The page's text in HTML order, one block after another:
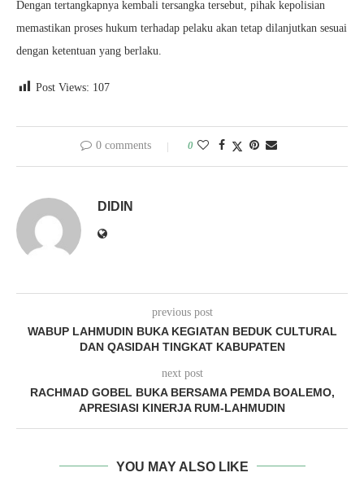
Dengan tertangkapnya kembali tersangka tersebut, pihak kepolisian
memastikan proses hukum terhadap pelaku akan tetap dilanjutkan sesuai
dengan ketentuan yang berlaku.
Post Views: 107
0 comments 0
DIDIN
previous post
WABUP LAHMUDIN BUKA KEGIATAN BEDUK CULTURAL
DAN QASIDAH TINGKAT KABUPATEN
next post
RACHMAD GOBEL BUKA BERSAMA PEMDA BOALEMO,
APRESIASI KINERJA RUM-LAHMUDIN
YOU MAY ALSO LIKE